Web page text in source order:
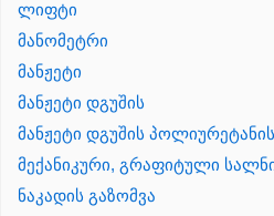
ლიფტი
მანომეტრი
მანჟეტი
მანჟეტი დგუშის
მანჟეტი დგუშის
მექანიკური, გრაფიტული
ნაკადის გაზომვა